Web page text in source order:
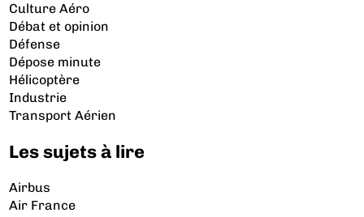
Culture Aéro
Débat et opinion
Défense
Dépose minute
Hélicoptère
Industrie
Transport Aérien
Les sujets à lire
Airbus
Air France